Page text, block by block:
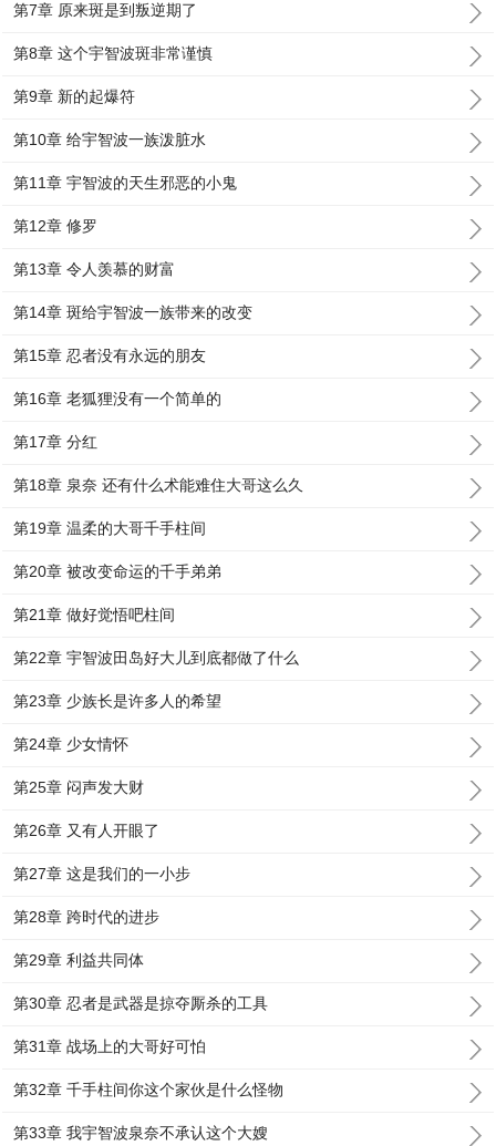
第7章 原来斑是到叛逆期了
第8章 这个宇智波斑非常谨慎
第9章 新的起爆符
第10章 给宇智波一族泼脏水
第11章 宇智波的天生邪恶的小鬼
第12章 修罗
第13章 令人羡慕的财富
第14章 斑给宇智波一族带来的改变
第15章 忍者没有永远的朋友
第16章 老狐狸没有一个简单的
第17章 分红
第18章 泉奈 还有什么术能难住大哥这么久
第19章 温柔的大哥千手柱间
第20章 被改变命运的千手弟弟
第21章 做好觉悟吧柱间
第22章 宇智波田岛好大儿到底都做了什么
第23章 少族长是许多人的希望
第24章 少女情怀
第25章 闷声发大财
第26章 又有人开眼了
第27章 这是我们的一小步
第28章 跨时代的进步
第29章 利益共同体
第30章 忍者是武器是掠夺厮杀的工具
第31章 战场上的大哥好可怕
第32章 千手柱间你这个家伙是什么怪物
第33章 我宇智波泉奈不承认这个大嫂